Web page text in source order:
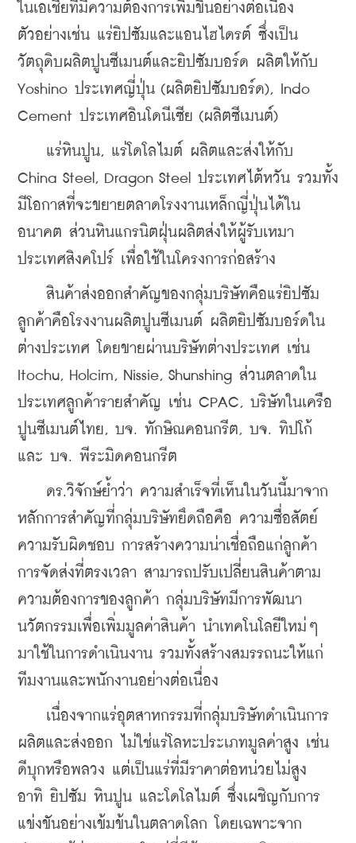
ในเอเชียที่มีความต้องการเพิ่มขึ้นอย่างต่อเนื่อง
ตัวอย่างเช่น แร่ยิปซัมและแอนไฮไดรต์ ซึ่งเป็น
วัตถุดิบผลิตปูนซีเมนต์และยิปซัมบอร์ด ผลิตให้กับ
Yoshino ประเทศญี่ปุ่น (ผลิตยิปซัมบอร์ด), Indo
Cement ประเทศอินโดนีเซีย (ผลิตซีเมนต์)
แร่หินปูน, แร่โดโลไมต์ ผลิตและส่งให้กับ
China Steel, Dragon Steel ประเทศไต้หวัน รวมทั้ง
มีโอกาสที่จะขยายตลาดโรงงานเหล็กญี่ปุ่นได้ใน
อนาคต ส่วนหินแกรนิตฝุ่นผลิตส่งให้ผู้รับเหมา
ประเทศสิงคโปร์ เพื่อใช้ในโครงการก่อสร้าง
สินค้าส่งออกสำคัญของกลุ่มบริษัทคือแร่ยิปซัม
ลูกค้าคือโรงงานผลิตปูนซีเมนต์ ผลิตยิปซัมบอร์ดใน
ต่างประเทศ โดยขายผ่านบริษัทต่างประเทศ เช่น
Itochu, Holcim, Nissie, Shunshing ส่วนตลาดใน
ประเทศลูกค้ารายสำคัญ เช่น CPAC, บริษัทในเครือ
ปูนซีเมนต์ไทย, บจ. ทักษิณคอนกรีต, บจ. ทิปโก้
และ บจ. พีระมิดคอนกรีต
ดร.วิจักษ์ย้ำว่า ความสำเร็จที่เห็นในวันนี้มาจาก
หลักการสำคัญที่กลุ่มบริษัทยึดถือคือ ความซื่อสัตย์
ความรับผิดชอบ การสร้างความน่าเชื่อถือแก่ลูกค้า
การจัดส่งที่ตรงเวลา สามารถปรับเปลี่ยนสินค้าตาม
ความต้องการของลูกค้า กลุ่มบริษัทมีการพัฒนา
นวัตกรรมเพื่อเพิ่มมูลค่าสินค้า นำเทคโนโลยีใหม่ๆ
มาใช้ในการดำเนินงาน รวมทั้งสร้างสมรรถนะให้แก่
ทีมงานและพนักงานอย่างต่อเนื่อง
เนื่องจากแร่อุตสาหกรรมที่กลุ่มบริษัทดำเนินการ
ผลิตและส่งออก ไม่ใช่แร่โลหะประเภทมูลค่าสูง เช่น
ดีบุกหรือพลวง แต่เป็นแร่ที่มีราคาต่อหน่วยไม่สูง
อาทิ ยิปซัม หินปูน และโดโลไมต์ ซึ่งเผชิญกับการ
แข่งขันอย่างเข้มข้นในตลาดโลก โดยเฉพาะจาก